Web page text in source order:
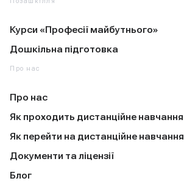
Курси «Професії майбутнього»
Дошкільна підготовка
Про нас
Про нас
Як проходить дистанційне навчання
Як перейти на дистанційне навчання
Документи та ліцензії
Блог